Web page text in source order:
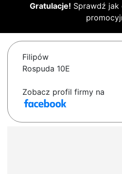
Gratulacje! Sprawdź jak
Filipów
Rospuda 10E
Zobacz profil firmy na